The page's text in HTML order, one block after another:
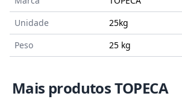
Unidade
25kg
Peso
25 kg
Mais produtos TOPECA